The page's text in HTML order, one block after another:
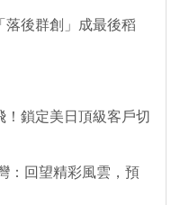
後群創」成最後稻
鎖定美日頂級客戶切
：回望精彩風雲，預